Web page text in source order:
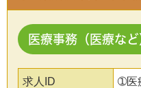
医療事務（医療など
求人ID ➀医